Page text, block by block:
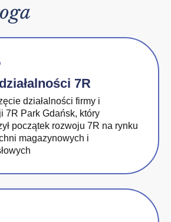
7R
działalności firmy i
7R Park Gdańsk, który
początek rozwoju 7R na rynku
magazynowych i